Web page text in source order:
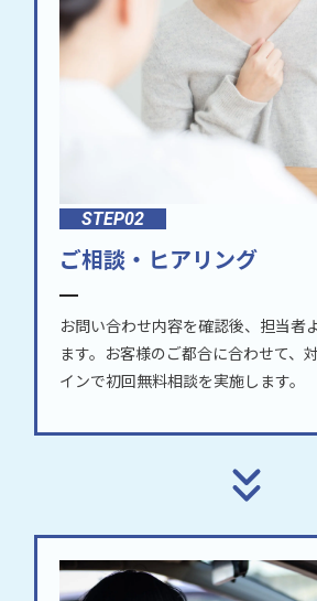
STEP02
ご相談・ヒアリング
お問い合わせ内容を確認後、担当者
ます。お客様のご都合に合わせて、
インで初回無料相談を実施します。